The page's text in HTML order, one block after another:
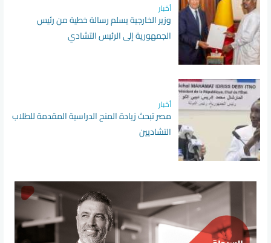
أخبار
وزير الخارجية يسلم رسالة خطية من رئيس
الجمهورية إلى الرئيس التشادي
أخبار
مصر تبحث زيادة المنح الدراسية المقدمة للطلاب
التشاديين